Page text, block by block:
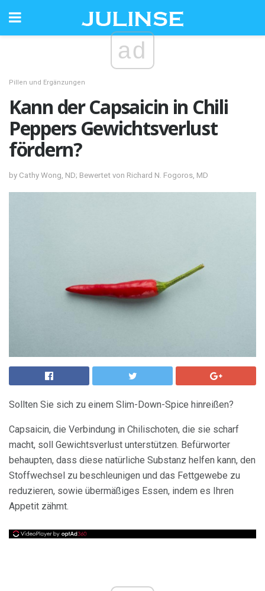
ad
Pillen und Ergänzungen
Kann der Capsaicin in Chili
Peppers Gewichtsverlust
fördern?
by Cathy Wong, ND; Bewertet von Richard N. Fogoros, MD
Sollten Sie sich zu einem Slim-Down-Spice hinreißen?
Capsaicin, die Verbindung in Chilischoten, die sie scharf
macht, soll Gewichtsverlust unterstützen. Befürworter
behaupten, dass diese natürliche Substanz helfen kann, den
Stoffwechsel zu beschleunigen und das Fettgewebe zu
reduzieren, sowie übermäßiges Essen, indem es Ihren
Appetit zähmt.